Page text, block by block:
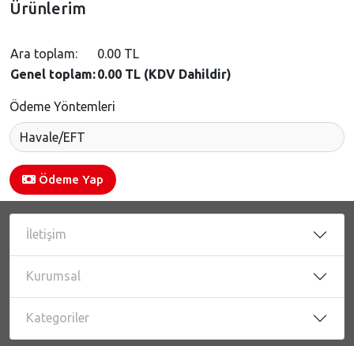
Ürünlerim
Ara toplam:
0.00 TL
Genel toplam:0.00 TL (KDV Dahildir)
Ödeme Yöntemleri
Ödeme Yap
İletişim
Kurumsal
Kategoriler